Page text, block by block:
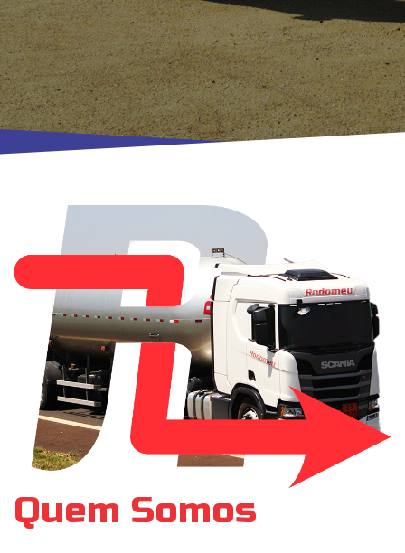
Quem Somos